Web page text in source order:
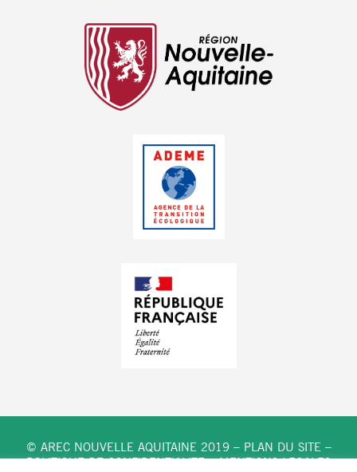
© AREC NOUVELLE AQUITAINE 2019 – PLAN DU SITE–
POLITIQUE DE CONFIDENTIALITE–MENTIONS LEGALES